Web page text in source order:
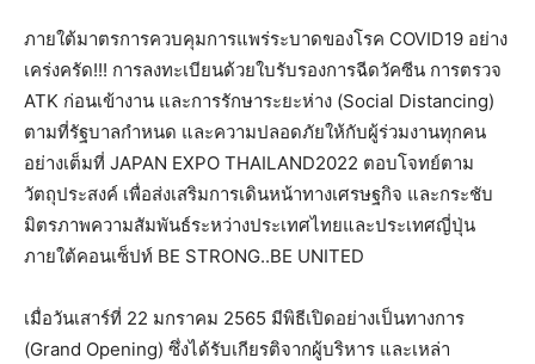
ภายใต้มาตรการควบคุมการแพร่ระบาดของโรค COVID19 อย่าง
เคร่งครัด!!! การลงทะเบียนด้วยใบรับรองการฉีดวัคซีน การตรวจ
ATK ก่อนเข้างาน และการรักษาระยะห่าง (Social Distancing)
ตามที่รัฐบาลกำหนด และความปลอดภัยให้กับผู้ร่วมงานทุกคน
อย่างเต็มที่ JAPAN EXPO THAILAND2022 ตอบโจทย์ตาม
วัตถุประสงค์ เพื่อส่งเสริมการเดินหน้าทางเศรษฐกิจ และกระชับ
มิตรภาพความสัมพันธ์ระหว่างประเทศไทยและประเทศญี่ปุ่น
ภายใต้คอนเซ็ปท์ BE STRONG..BE UNITED
เมื่อวันเสาร์ที่ 22 มกราคม 2565 มีพิธีเปิดอย่างเป็นทางการ
(Grand Opening) ซึ่งได้รับเกียรติจากผู้บริหาร และเหล่า